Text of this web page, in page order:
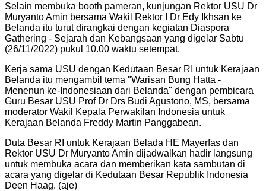
Selain membuka booth pameran, kunjungan Rektor USU Dr
Muryanto Amin bersama Wakil Rektor I Dr Edy Ikhsan ke
Belanda itu turut dirangkai dengan kegiatan Diaspora
Gathering - Sejarah dan Kebangsaan yang digelar Sabtu
(26/11/2022) pukul 10.00 waktu setempat.
Kerja sama USU dengan Kedutaan Besar RI untuk Kerajaan
Belanda itu mengambil tema "Warisan Bung Hatta -
Menenun ke-Indonesiaan dari Belanda" dengan pembicara
Guru Besar USU Prof Dr Drs Budi Agustono, MS, bersama
moderator Wakil Kepala Perwakilan Indonesia untuk
Kerajaan Belanda Freddy Martin Panggabean.
Duta Besar RI untuk Kerajaan Belada HE Mayerfas dan
Rektor USU Dr Muryanto Amin dijadwalkan hadir langsung
untuk membuka acara dan memberikan kata sambutan di
acara yang digelar di Kedutaan Besar Republik Indonesia
Deen Haag. (aje)